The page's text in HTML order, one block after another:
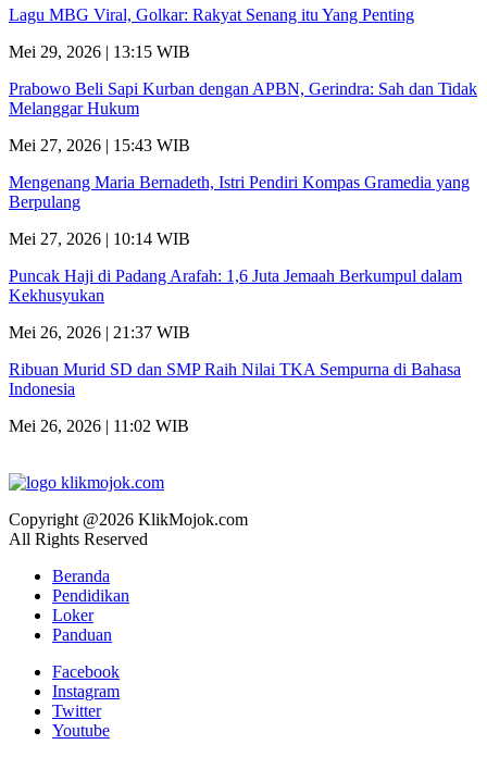
Lagu MBG Viral, Golkar: Rakyat Senang itu Yang Penting
Mei 29, 2026 | 13:15 WIB
Prabowo Beli Sapi Kurban dengan APBN, Gerindra: Sah dan Tidak
Melanggar Hukum
Mei 27, 2026 | 15:43 WIB
Mengenang Maria Bernadeth, Istri Pendiri Kompas Gramedia yang
Berpulang
Mei 27, 2026 | 10:14 WIB
Puncak Haji di Padang Arafah: 1,6 Juta Jemaah Berkumpul dalam
Kekhusyukan
Mei 26, 2026 | 21:37 WIB
Ribuan Murid SD dan SMP Raih Nilai TKA Sempurna di Bahasa
Indonesia
Mei 26, 2026 | 11:02 WIB
Copyright @2026 KlikMojok.com
All Rights Reserved
Beranda
Pendidikan
Loker
Panduan
Facebook
Instagram
Twitter
Youtube